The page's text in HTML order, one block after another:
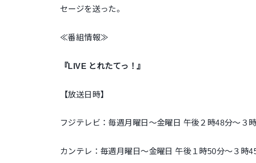
セージを送った。
≪番組情報≫
『LIVE とれたてっ！』
【放送日時】
フジテレビ：毎週月曜日～金曜日 午後２時48分～３
カンテレ：毎週月曜日～金曜日 午後１時50分～３時